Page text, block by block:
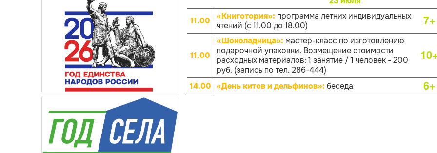
11.00
«Книготория»: программа летних индивидуальных
чтений (с 11.00 до 18.00)
7+
11.00
«Шоколадница»: мастер-класс по изготовлению
подарочной упаковки. Возмещение стоимости
расходных материалов: 1 занятие / 1 человек - 200
руб. (запись по тел. 286-444)
14.00 «День китов и дельфинов»: беседа 6+